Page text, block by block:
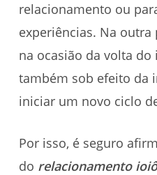
relacionamento ou
experiências. Na
na ocasião da volta
também sob efeito da
iniciar um novo ciclo
Por isso, é seguro
do relacionamento ioiô